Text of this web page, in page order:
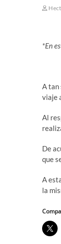
*En
A tan
viaje
Al
De
que
A
la